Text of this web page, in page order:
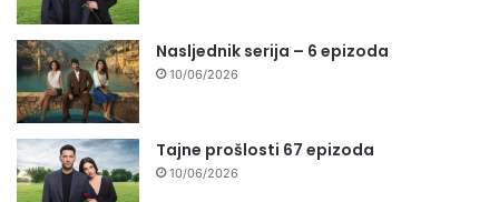
Nasljednik serija – 6 epizoda
10/06/2026
Tajne prošlosti 67 epizoda
10/06/2026